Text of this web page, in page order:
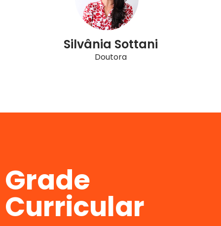
Silvânia Sottani
Doutora
Grade
Curricular